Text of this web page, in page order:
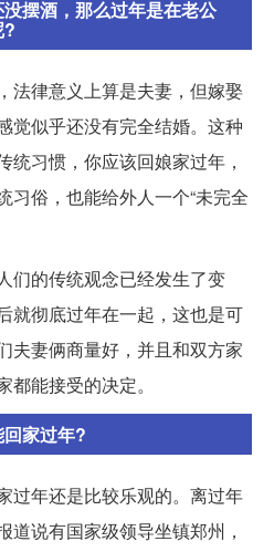
摆酒，那么过年是在老公
?
法律意义上算是夫妻，但嫁娶
觉似乎还没有完全结婚。这种
统习惯，你应该回娘家过年，
习俗，也能给外人一个“未完全
们的传统观念已经发生了变
就彻底过年在一起，这也是可
夫妻俩商量好，并且和双方家
能接受的决定。
家过年?
过年还是比较乐观的。离过年
道说有国家级领导坐镇郑州，